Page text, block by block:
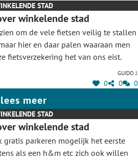
STAD
winkelende stad
om de vele fietsen veilig te stallen
hier en daar palen waaraan men
fietsverzekering het van ons eist.
Guido J.
0 0 0
lees meer
STAD
winkelende stad
gratis parkeren mogelijk het eerste
als een h&m etc zich ook willen